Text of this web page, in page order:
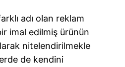
adı olan reklam
imal edilmiş ürünün
nitelendirilmekle
de kendini